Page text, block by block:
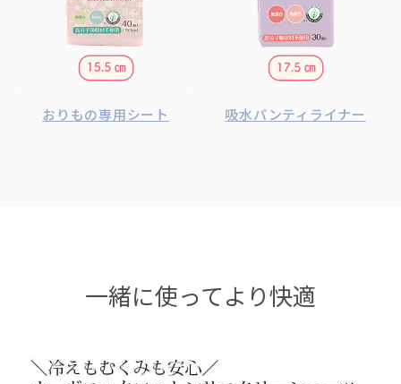
おりもの専用シート 吸水パンティライナー
一緒に使ってより快適